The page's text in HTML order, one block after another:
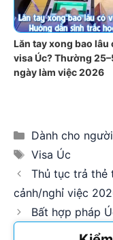
Lăn tay xong bao lâu
visa Úc? Thường
ngày làm việc 2026
Categories
Dành cho
Tags
Visa Úc
Thủ tục trả thẻ
cảnh/nghỉ việc
Bất hợp pháp